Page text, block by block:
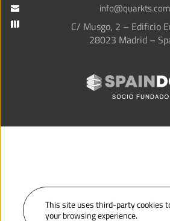
info@quarkts.com
C/ Musgo, 2 – Edificio
28023 Madrid –
This site uses third-party cookies
your browsing experience.